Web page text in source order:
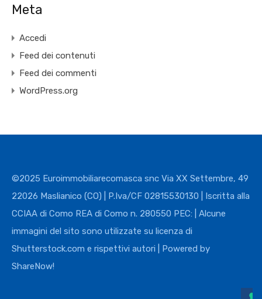
Meta
Accedi
Feed dei contenuti
Feed dei commenti
WordPress.org
©2025 Euroimmobiliarecomasca snc Via XX Settembre, 49
22026 Maslianico (CO) | P.Iva/CF 02815530130 | Iscritta alla
CCIAA di Como REA di Como n. 280550 PEC: | Alcune
immagini del sito sono utilizzate su licenza di
Shutterstock.com e rispettivi autori | Powered by
ShareNow!